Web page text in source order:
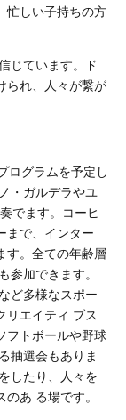
忙しい子持ちの方
じています。ド
られ、人々が繋が
ログラムを予定し
・ガルデラやユ
でます。コーヒ
まで、インター
す。全ての年齢層
参加できます。
ど多様なスポー
リエイティ ブス
フトボールや野球
抽選会もありま
したり、人々を
あ る場です。